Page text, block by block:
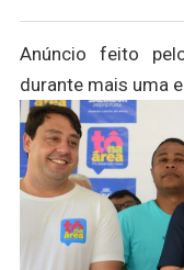
Anúncio feito
durante mais uma